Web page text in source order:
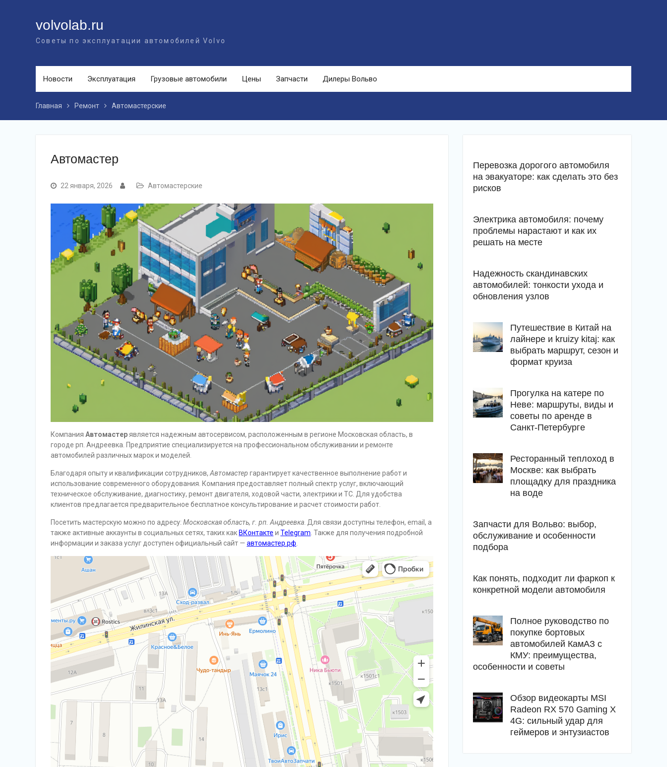
volvolab.ru
Советы по эксплуатации автомобилей Volvo
Новости Эксплуатация Грузовые автомобили Цены Запчасти Дилеры Вольво
Главная Ремонт Автомастерские
Автомастер
22 января, 2026 Автомастерские
Компания Автомастерявляется надежным автосервисом, расположенным в регионе Московская область, в
городе рп. Андреевка. Предприятие специализируется на профессиональном обслуживании и ремонте
автомобилей различных марок и моделей.
Благодаря опыту и квалификации сотрудников,Автомастер гарантирует качественное выполнение работ и
использование современного оборудования. Компания предоставляет полный спектр услуг, включающий
техническое обслуживание, диагностику, ремонт двигателя, ходовой части, электрики и ТС. Для удобства
клиентов предлагается предварительное бесплатное консультирование и расчет стоимости работ.
Посетить мастерскую можно по адресу: Московская область, г. рп. Андреевка. Для связи доступны телефон, email, а
также активные аккаунты в социальных сетях, таких как ВКонтакте и Telegram. Также для получения подробной
информации и заказа услуг доступен официальный сайт — автомастер.рф.
Перевозка дорогого автомобиля
на эвакуаторе: как сделать это без
рисков
Электрика автомобиля: почему
проблемы нарастают и как их
решать на месте
Надежность скандинавских
автомобилей: тонкости ухода и
обновления узлов
Путешествие в Китай на
лайнере и kruizy kitaj: как
выбрать маршрут, сезон и
формат круиза
Прогулка на катере по
Неве: маршруты, виды и
советы по аренде в
Санкт-Петербурге
Ресторанный теплоход в
Москве: как выбрать
площадку для праздника
на воде
Запчасти для Вольво: выбор,
обслуживание и особенности
подбора
Как понять, подходит ли фаркоп к
конкретной модели автомобиля
Полное руководство по
покупке бортовых
автомобилей КамАЗ с
КМУ: преимущества,
особенности и советы
Обзор видеокарты MSI
Radeon RX 570 Gaming X
4G: сильный удар для
геймеров и энтузиастов